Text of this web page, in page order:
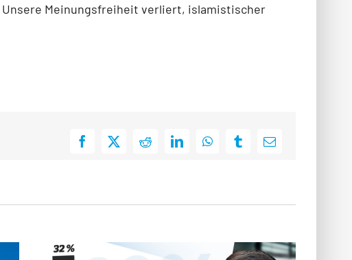
Unsere Meinungsfreiheit verliert, islamistischer
Facebook
X RedditLinkedInWhatsAppTumblrE-